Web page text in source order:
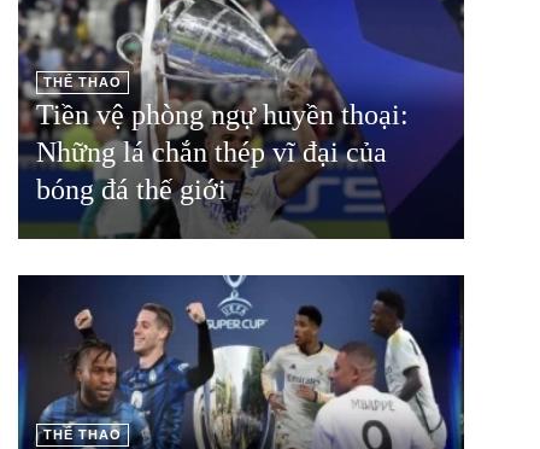
THỂ THAO
Tiền vệ phòng ngự huyền thoại:
Những lá chắn thép vĩ đại của
bóng đá thế giới
THỂ THAO